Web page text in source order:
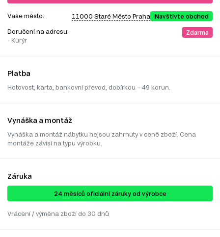
Vaše město: 11000 Staré Město Praha Navštivte obchod
Doručení na adresu:
- Kurýr
Zdarma
Platba
Hotovost, karta, bankovní převod, dobírkou – 49 korun.
Vynáška a montáž
Vynáška a montáž nábytku nejsou zahrnuty v ceně zboží. Cena
montáže závisí na typu výrobku.
Záruka
24 ​​​​měsíců oficiální záruky od výrobce
Vrácení / výměna zboží do 30 dnů